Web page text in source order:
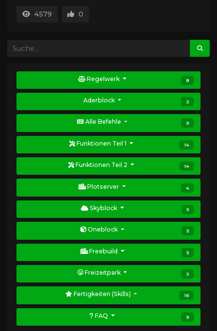
4579 0
Regelwerk 8
Aderblock 3
Alle Befehle 9
Funktionen Teil 1 14
Funktionen Teil 2 14
Plotserver 4
Skyblock 5
Oneblock 5
Freebuild 5
Freizeitpark 3
Fertigkeiten (Skills) 16
FAQ 9